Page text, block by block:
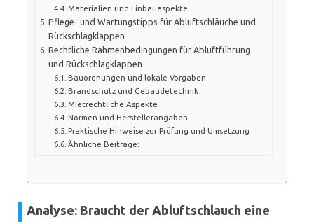
Materialien und Einbauaspekte
Pflege- und Wartungstipps für Abluftschläuche und
Rückschlagklappen
Rechtliche Rahmenbedingungen für Abluftführung
und Rückschlagklappen
Bauordnungen und lokale Vorgaben
Brandschutz und Gebäudetechnik
Mietrechtliche Aspekte
Normen und Herstellerangaben
Praktische Hinweise zur Prüfung und Umsetzung
Ähnliche Beiträge:
Analyse: Braucht der Abluftschlauch eine